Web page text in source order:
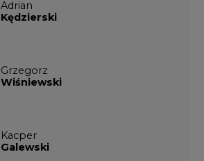
Adrian
Kędzierski
Grzegorz
Wiśniewski
Kacper
Galewski